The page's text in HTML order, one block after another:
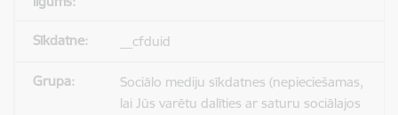
__cfduid
Sociālo mediju sīkdatnes (nepieciešamas,
lai Jūs varētu dalīties ar saturu sociālajos